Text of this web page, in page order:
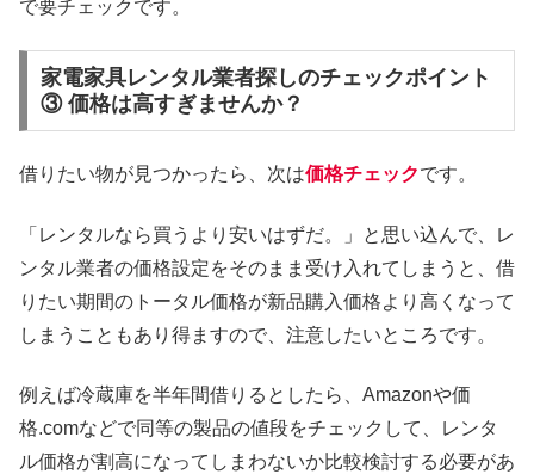
で要チェックです。
家電家具レンタル業者探しのチェックポイント
③ 価格は高すぎませんか？
借りたい物が見つかったら、次は価格チェックです。
「レンタルなら買うより安いはずだ。」と思い込んで、レ
ンタル業者の価格設定をそのまま受け入れてしまうと、借
りたい期間のトータル価格が新品購入価格より高くなって
しまうこともあり得ますので、注意したいところです。
例えば冷蔵庫を半年間借りるとしたら、Amazonや価
格.comなどで同等の製品の値段をチェックして、レンタ
ル価格が割高になってしまわないか比較検討する必要があ